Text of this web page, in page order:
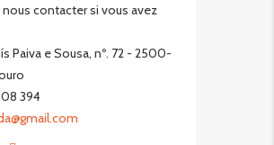
nous contacter si vous avez
Paiva e Sousa, nº. 72 - 2500-
394